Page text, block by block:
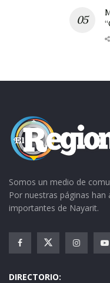
Somos un medio de
Por nuestras páginas
importantes de Nayarit.
DIRECTORIO: